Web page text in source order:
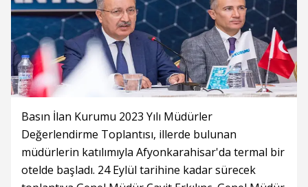
Basın İlan Kurumu 2023 Yılı Müdürler
Değerlendirme Toplantısı, illerde bulunan
müdürlerin katılımıyla Afyonkarahisar'da termal bir
otelde başladı. 24 Eylül tarihine kadar sürecek